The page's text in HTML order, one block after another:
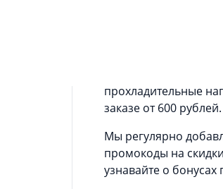
прохладительные
заказе от 600 рублей.
Мы регулярно
промокоды на
узнавайте о